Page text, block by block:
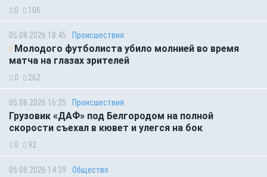
0 106
05.08.2026 18:45 Происшествия
Молодого футболиста убило молнией во время
матча на глазах зрителей
0 262
05.08.2026 16:25 Происшествия
Грузовик «ДАФ» под Белгородом на полной
скорости съехал в кювет и улегся на бок
0 92
05.08.2026 14:39 Общество